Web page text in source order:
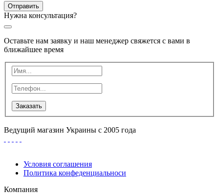
Отправить
Нужна консультация?
Оставьте нам заявку и наш менеджер свяжется с вами в
ближайшее время
Заказать
Ведущий магазин Украины с 2005 года
Условия соглашения
Политика конфеденциальноси
Компания